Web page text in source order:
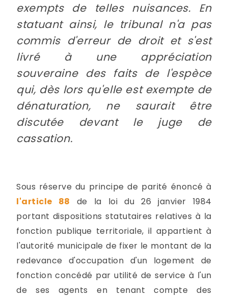
exempts de telles nuisances. En
statuant ainsi, le tribunal n'a pas
commis d'erreur de droit et s'est
livré à une appréciation
souveraine des faits de l'espèce
qui, dès lors qu'elle est exempte de
dénaturation, ne saurait être
discutée devant le juge de
cassation.
Sous réserve du principe de parité énoncé à
l'article 88 de la loi du 26 janvier 1984
portant dispositions statutaires relatives à la
fonction publique territoriale, il appartient à
l'autorité municipale de fixer le montant de la
redevance d'occupation d'un logement de
fonction concédé par utilité de service à l'un
de ses agents en tenant compte des